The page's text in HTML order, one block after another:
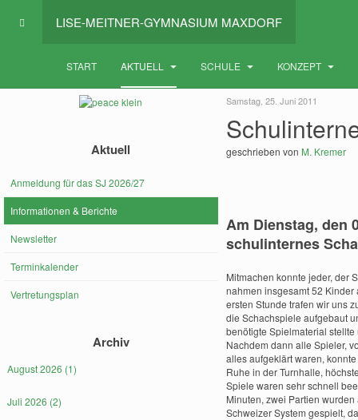
LISE-MEITNER-GYMNASIUM MAXDORF
START AKTUELL SCHULE KONZEPT
Samstag, 25. Juni 2011
geschrieben von M. Kremer
Am Dienstag, den
schulinternes
Mitmachen konnte jeder, der
nahmen insgesamt 52
ersten Stunde trafen wir uns
die Schachspiele aufgebaut
benötigte Spielmaterial
Nachdem dann alle Spieler,
alles aufgeklärt waren,
Ruhe in der Turnhalle,
Spiele waren sehr schnell
Minuten, zwei Partien
Schweizer System gespielt,
Aktuell
Anmeldung für das SJ 2026/27
Informationen & Berichte
Newsletter
Terminkalender
Vertretungsplan
Archiv
August 2026 (1)
Juli 2026 (2)